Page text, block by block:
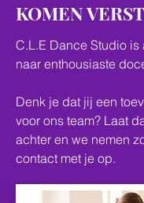
KOMEN
C.L.E Dance Studio
naar enthousiaste
Denk je dat jij een
voor ons team? Laat
achter en we nemen
contact met je op.